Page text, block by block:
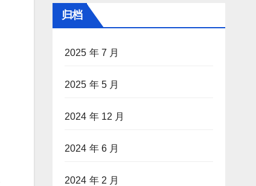
归档
2025 年 7 月
2025 年 5 月
2024 年 12 月
2024 年 6 月
2024 年 2 月